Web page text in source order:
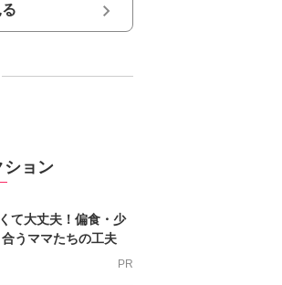
ション
て大丈夫！偏食・少
うママたちの工夫
PR